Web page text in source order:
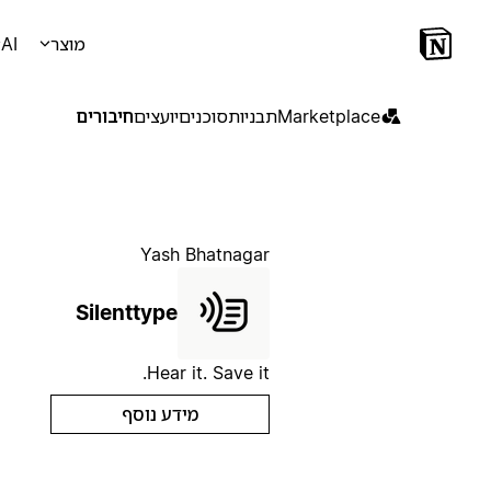
מוצר AI
Marketplaceתבניותסוכניםיועציםחיבורים
Yash Bhatnagar
Silenttype
Hear it. Save it.
מידע נוסף